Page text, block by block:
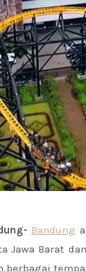
Bandung
Jawa Barat
berbagai